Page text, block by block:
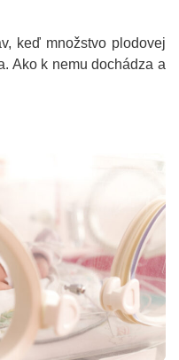
keď množstvo plodovej
Ako k nemu dochádza a